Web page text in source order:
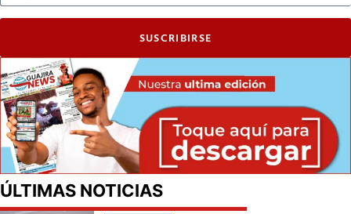
SUSCRIBIRSE
ÚLTIMAS NOTICIAS